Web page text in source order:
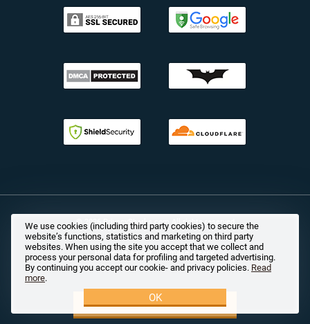
Prøv nå!
© 2026 PrivacySharks.com All rights reserved
Privacy is a right. We make it easy.
We use cookies (including third party cookies) to secure the
website’s functions, statistics and marketing on third party
websites. When using the site you accept that we collect and
process your personal data for profiling and targeted advertising.
By continuing you accept our cookie- and privacy policies. Read
more.
OK